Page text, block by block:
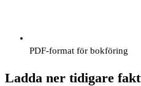
PDF-format för bokföring
Ladda ner tidigare